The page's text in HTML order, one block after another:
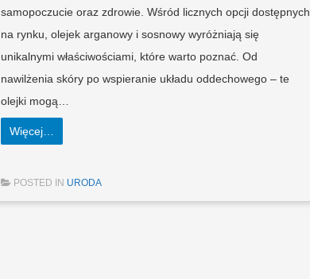
samopoczucie oraz zdrowie. Wśród licznych opcji dostępnych
na rynku, olejek arganowy i sosnowy wyróżniają się
unikalnymi właściwościami, które warto poznać. Od
nawilżenia skóry po wspieranie układu oddechowego – te
olejki mogą…
Więcej…
POSTED IN URODA